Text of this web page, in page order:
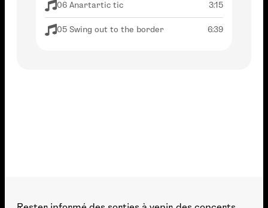
06 Anartartic tic 3:15
05 Swing out to the border 6:39